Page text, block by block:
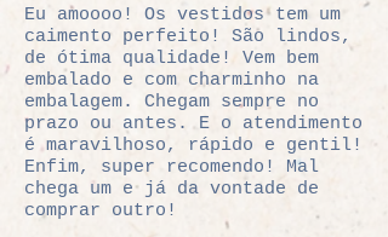
acetinados em formato
triangular, um de cor
preta e outro branco.
Composição: Poliéster
(com forro em fibra
natural).
Lavar preferencialmente
a mão, sem a utilização
de alvejantes e passar
Eu amoooo! Os vestidos tem um
caimento perfeito! São lindos,
de ótima qualidade! Vem bem
embalado e com charminho na
embalagem. Chegam sempre no
prazo ou antes. E o atendimento
é maravilhoso, rápido e gentil!
Enfim, super recomendo! Mal
chega um e já da vontade de
comprar outro!